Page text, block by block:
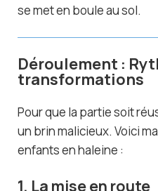
se met en boule au sol.
Déroulement : Rythme, ruses et
transformations
Pour que la partie soit
un brin malicieux. Voici
enfants en haleine :
1. La mise en route